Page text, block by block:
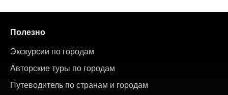
Полезно
Экскурсии по городам
Авторские туры по городам
Путеводитель по странам и городам